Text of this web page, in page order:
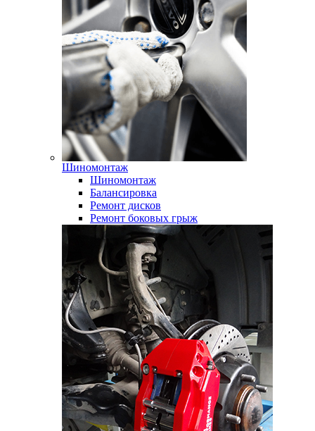
Шиномонтаж
Шиномонтаж
Балансировка
Ремонт дисков
Ремонт боковых грыж